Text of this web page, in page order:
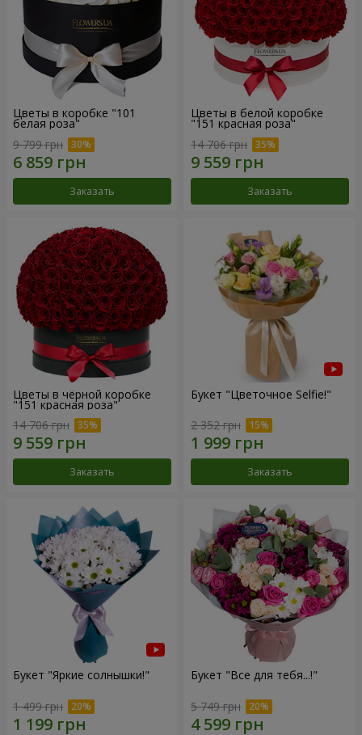
Цветы в коробке "101
белая роза"
9 799 грн
Заказать
Цветы в белой коробке
"151 красная роза"
14 706 грн
Заказать
Цветы в чёрной коробке
"151 красная роза"
14 706 грн
Заказать
Букет "Цветочное Selfie!"
2 352 грн
Заказать
Букет "Яркие солнышки!"
1 499 грн
Букет "Все для тебя...!"
5 749 грн